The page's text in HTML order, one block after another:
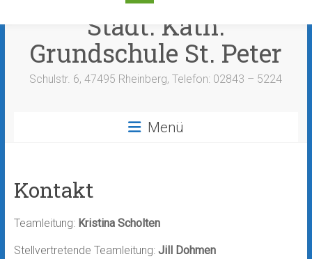
Städt. Kath.
Grundschule St. Peter
Schulstr. 6, 47495 Rheinberg, Telefon: 02843 – 5224
Menü
Kontakt
Teamleitung: Kristina Scholten
Stellvertretende Teamleitung: Jill Dohmen